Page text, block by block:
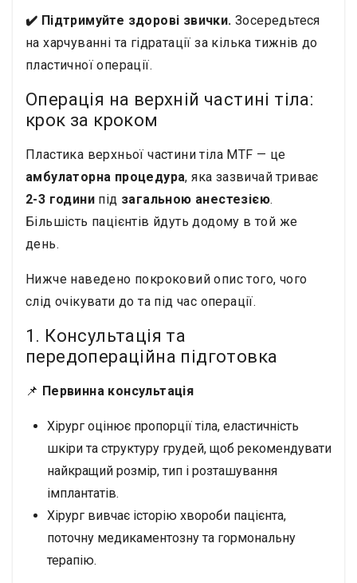
✔️ Підтримуйте здорові звички. Зосередьтеся
на харчуванні та гідратації за кілька тижнів до
пластичної операції.
Операція на верхній частині тіла:
крок за кроком
Пластика верхньої частини тіла MTF — це
амбулаторна процедура, яка зазвичай триває
2-3 години під загальною анестезією.
Більшість пацієнтів йдуть додому в той же
день.
Нижче наведено покроковий опис того, чого
слід очікувати до та під час операції.
1. Консультація та
передопераційна підготовка
📌 Первинна консультація
Хірург оцінює пропорції тіла, еластичність
шкіри та структуру грудей, щоб рекомендувати
найкращий розмір, тип і розташування
імплантатів.
Хірург вивчає історію хвороби пацієнта,
поточну медикаментозну та гормональну
терапію.